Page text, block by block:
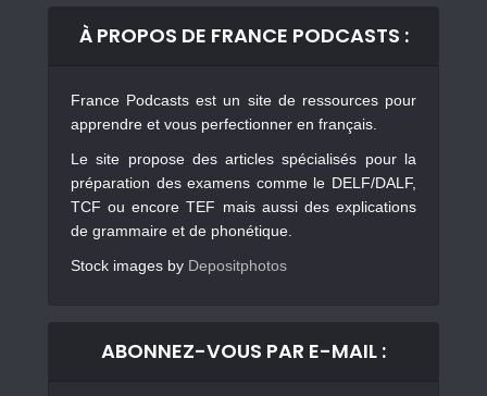
À PROPOS DE FRANCE PODCASTS :
France Podcasts est un site de ressources pour
apprendre et vous perfectionner en français.
Le site propose des articles spécialisés pour la
préparation des examens comme le DELF/DALF,
TCF ou encore TEF mais aussi des explications
de grammaire et de phonétique.
Stock images by Depositphotos
ABONNEZ-VOUS PAR E-MAIL :